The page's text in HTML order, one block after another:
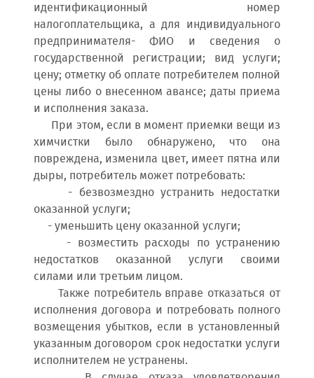
идентификационный номер
налогоплательщика, а для индивидуального
предпринимателя- ФИО и сведения о
государственной регистрации; вид услуги;
цену; отметку об оплате потребителем полной
цены либо о внесенном авансе; даты приема
и исполнения заказа.
При этом, если в момент приемки вещи из
химчистки было обнаружено, что она
повреждена, изменила цвет, имеет пятна или
дыры, потребитель может потребовать:
- безвозмездно устранить недостатки
оказанной услуги;
- уменьшить цену оказанной услуги;
- возместить расходы по устранению
недостатков оказанной услуги своими
силами или третьим лицом.
Также потребитель вправе отказаться от
исполнения договора и потребовать полного
возмещения убытков, если в установленный
указанным договором срок недостатки услуги
исполнителем не устранены.